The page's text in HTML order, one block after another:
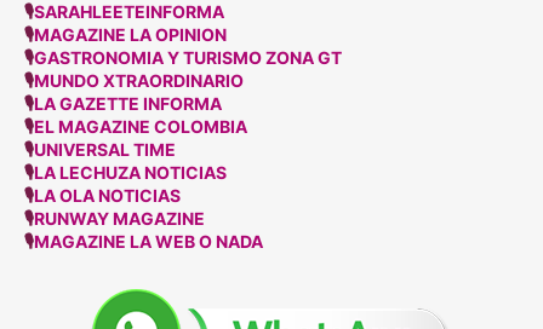
🎙SARAHLEETEINFORMA
🎙MAGAZINE LA OPINION
🎙GASTRONOMIA Y TURISMO ZONA GT
🎙MUNDO XTRAORDINARIO
🎙LA GAZETTE INFORMA
🎙EL MAGAZINE COLOMBIA
🎙UNIVERSAL TIME
🎙LA LECHUZA NOTICIAS
🎙LA OLA NOTICIAS
🎙RUNWAY MAGAZINE
🎙MAGAZINE LA WEB O NADA